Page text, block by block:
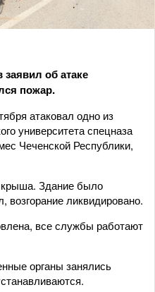
об атаке
пожар.
атаковал одно из
университета спецназа
Чеченской Республики,
крыша. Здание было
возгорание ликвидировано.
все службы работают
органы занялись